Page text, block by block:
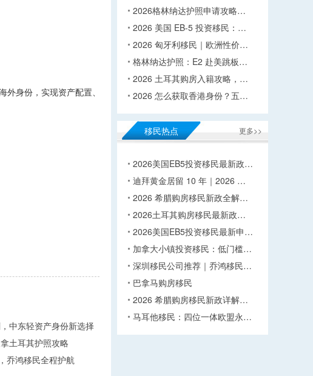
身份，实现资产配置、
中东轻资产身份新选择
土耳其护照攻略
乔鸿移民全程护航
2026格林纳达护照申请攻略…
2026 美国 EB-5 投资移民：…
2026 匈牙利移民｜欧洲性价…
格林纳达护照：E2 赴美跳板…
2026 土耳其购房入籍攻略，…
2026 怎么获取香港身份？五…
更多>>
移民热点
2026美国EB5投资移民最新政…
迪拜黄金居留 10 年｜2026 …
2026 希腊购房移民新政全解…
2026土耳其购房移民最新政…
2026美国EB5投资移民最新申…
加拿大小镇投资移民：低门槛…
深圳移民公司推荐｜乔鸿移民…
巴拿马购房移民
2026 希腊购房移民新政详解…
马耳他移民：四位一体欧盟永…